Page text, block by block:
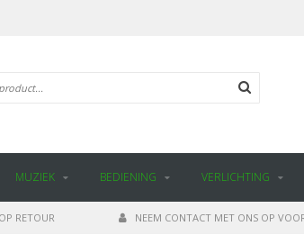
MUZIEK BEDIENING VERLICHTING
RETOUR NEEM CONTACT MET ONS OP